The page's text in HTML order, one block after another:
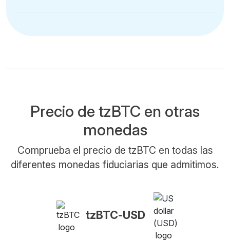
Precio de tzBTC en otras
monedas
Comprueba el precio de tzBTC en todas las
diferentes monedas fiduciarias que admitimos.
tzBTC-USD